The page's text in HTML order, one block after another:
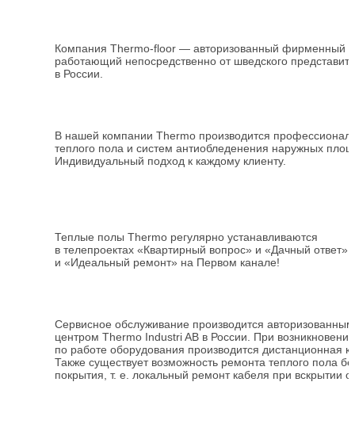
Компания Thermo-floor — авторизованный фирменный
работающий непосредственно от шведского
в России.
В нашей компании Thermo производится
теплого пола и систем антиобледенения наружных
Индивидуальный подход к каждому клиенту.
Теплые полы Thermo регулярно устанавливаются
в телепроектах «Квартирный вопрос» и «Дачный ответ»
и «Идеальный ремонт» на Первом канале!
Сервисное обслуживание производится
центром Thermo Industri AB в России. При
по работе оборудования производится дистанционная
Также существует возможность ремонта теплого пола
покрытия, т. е. локальный ремонт кабеля при вскрытии